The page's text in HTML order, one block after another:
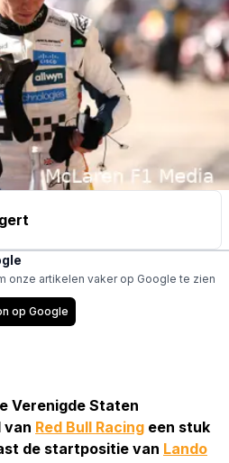
onze artikelen vaker op Google te zien
op Google
Verenigde Staten
van Red Bull Racing een stuk
de startpositie van Lando